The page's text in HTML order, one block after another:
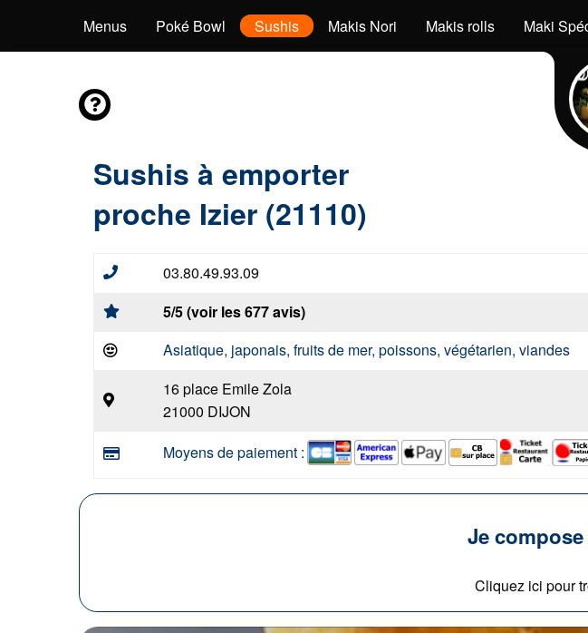
Menus Poké Bowl Sushis Makis Nori Makis rolls Maki
Sushis à emporter
proche Izier (21110)
03.80.49.93.09
5/5 (voir les 677 avis)
Asiatique, japonais, fruits de mer, poissons, végétarien, viandes
16 place Emile Zola
21000 DIJON
Moyens de paiement :
Je
Cliquez ici pour